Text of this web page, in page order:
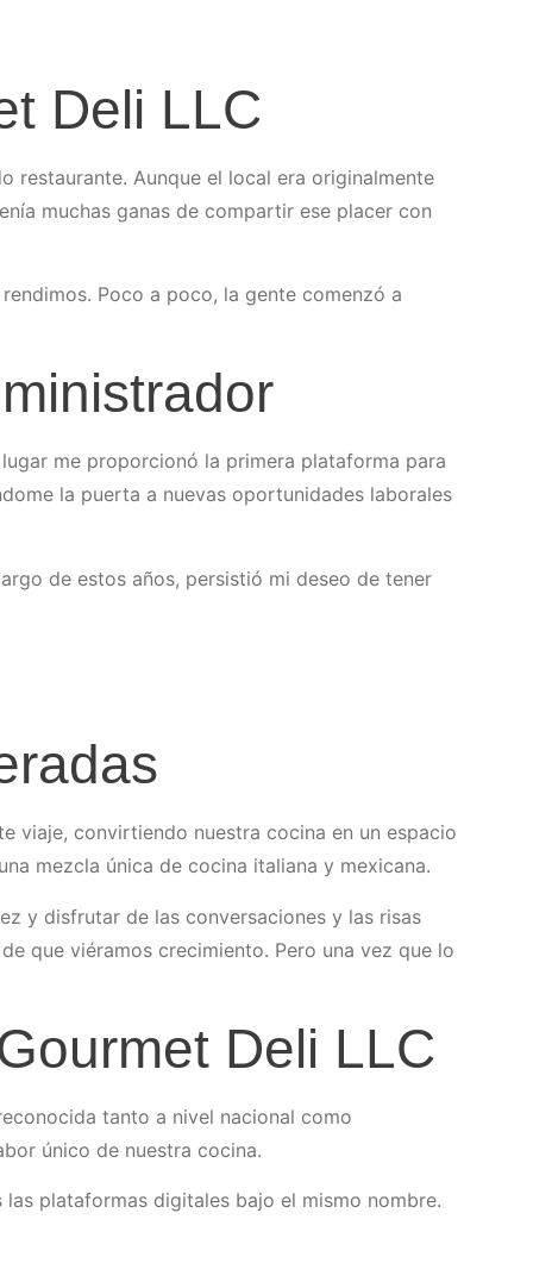
Deli LLC
restaurante. Aunque el local era originalmente
muchas ganas de compartir ese placer con
Poco a poco, la gente comenzó a
me proporcionó la primera plataforma para
la puerta a nuevas oportunidades laborales
de estos años, persistió mi deseo de tener
viaje, convirtiendo nuestra cocina en un espacio
mezcla única de cocina italiana y mexicana.
y disfrutar de las conversaciones y las risas
que viéramos crecimiento. Pero una vez que lo
Deli LLC
tanto a nivel nacional como
único de nuestra cocina.
plataformas digitales bajo el mismo nombre.